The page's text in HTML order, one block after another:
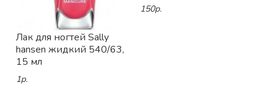
Лак для ногтей Sally
hansen жидкий 540/63,
15 мл
1р.
150р.